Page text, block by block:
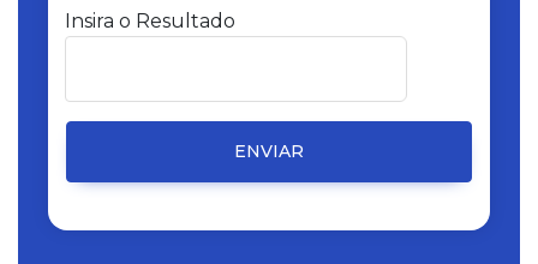
Insira o Resultado
ENVIAR